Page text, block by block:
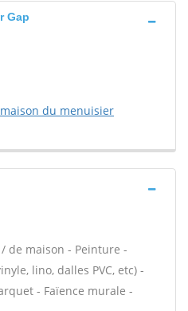
Gap
du menuisier
de maison - Peinture -
lino, dalles PVC, etc) -
- Faïence murale -